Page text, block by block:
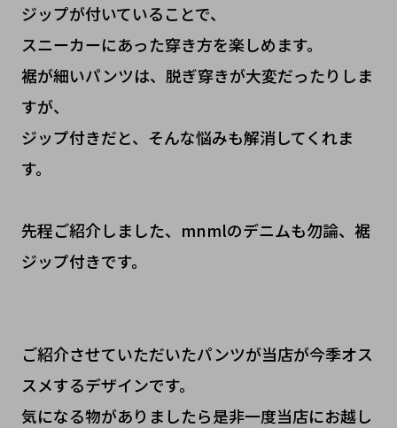
ジップが付いていることで、
スニーカーにあった穿き方を楽しめます。
裾が細いパンツは、脱ぎ穿きが大変だったりしま
すが、
ジップ付きだと、そんな悩みも解消してくれま
す。
先程ご紹介しました、mnmlのデニムも勿論、裾
ジップ付きです。
ご紹介させていただいたパンツが当店が今季オス
スメするデザインです。
気になる物がありましたら是非一度当店にお越し